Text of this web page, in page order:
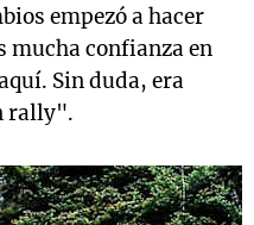
empezó a hacer
mucha confianza en
Sin duda, era
rally".